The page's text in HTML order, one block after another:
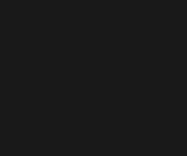
en nueva ventana)
en nueva ventana)